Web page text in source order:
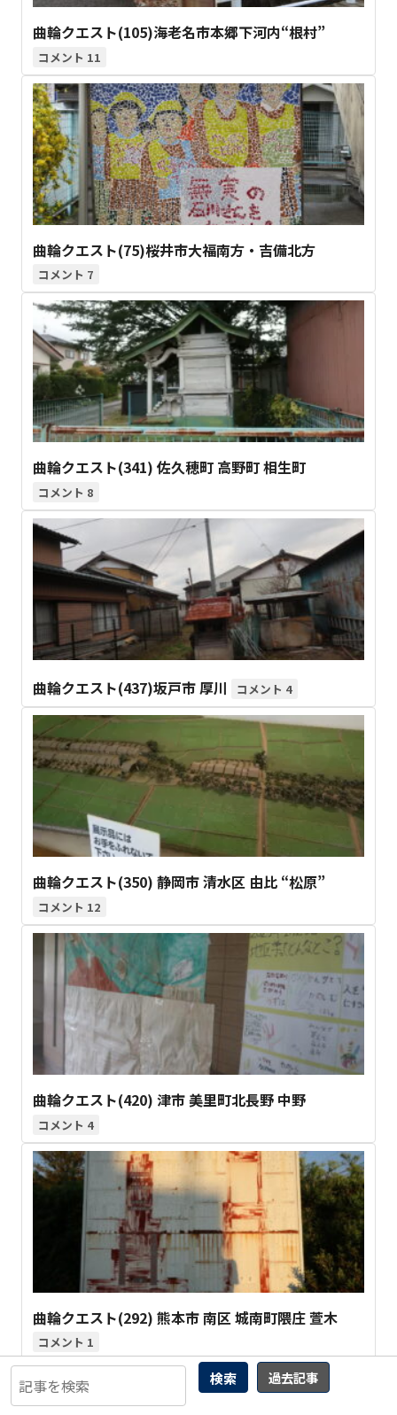
検索 過去記事
曲輪クエスト(105)海老名市本郷下河内“根村”
11
曲輪クエスト(75)桜井市大福南方・吉備北方
7
曲輪クエスト(341) 佐久穂町 高野町 相生町
8
曲輪クエスト(437)坂戸市 厚川 4
曲輪クエスト(350) 静岡市 清水区 由比 “松原”
12
曲輪クエスト(420) 津市 美里町北長野 中野
4
曲輪クエスト(292) 熊本市 南区 城南町隈庄 萱木
1